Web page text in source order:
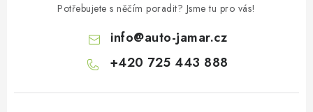
Potřebujete s něčím poradit? Jsme tu pro vás!
info@auto-jamar.cz
+420 725 443 888